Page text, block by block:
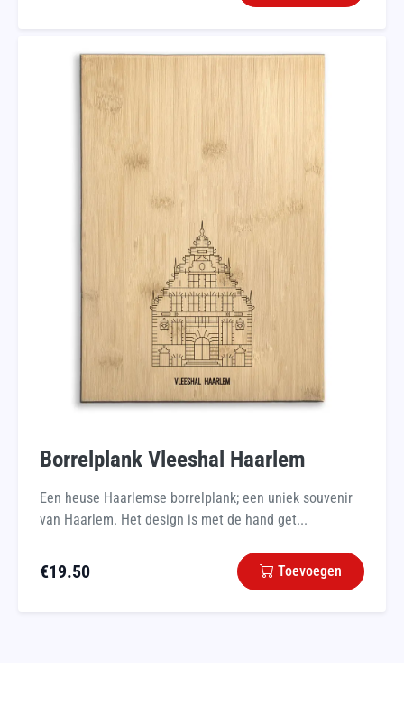
Borrelplank Vleeshal Haarlem
Een heuse Haarlemse borrelplank; een uniek souvenir
van Haarlem. Het design is met de hand get...
€19.50 Toevoegen